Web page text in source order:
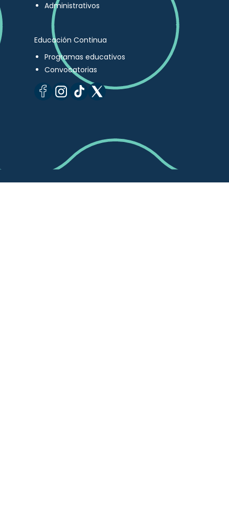
Administrativos
Educación Continua
Programas educativos
Convocatorias